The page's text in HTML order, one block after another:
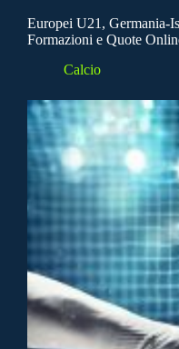
Europei U21, Germania-
Formazioni e Quote
Calcio